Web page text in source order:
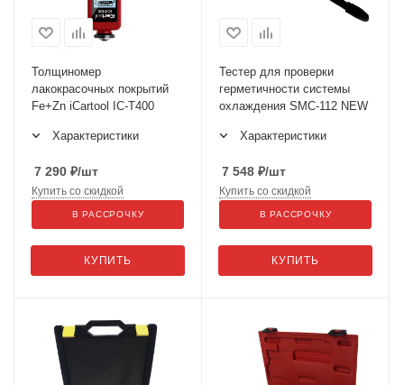
Толщиномер
лакокрасочных покрытий
Fe+Zn iCartool IC-T400
Характеристики
7 290 ₽/шт
КУПИТЬ
Купить со скидкой
В РАССРОЧКУ
Тестер для проверки
герметичности системы
охлаждения SMC-112 NEW
Характеристики
7 548 ₽/шт
КУПИТЬ
Купить со скидкой
В РАССРОЧКУ